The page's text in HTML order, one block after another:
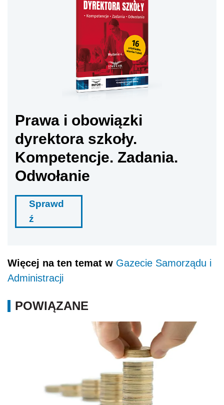
Prawa i obowiązki
dyrektora szkoły.
Kompetencje. Zadania.
Odwołanie
Sprawd
ź
Więcej na ten temat w Gazecie Samorządu i
Administracji
POWIĄZANE